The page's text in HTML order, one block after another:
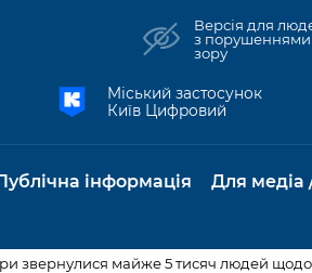
Версія для
з порушеннями
зору
Міський застосунок
Київ Цифровий
інформація Для медіа
звернулися майже 5 тисяч людей